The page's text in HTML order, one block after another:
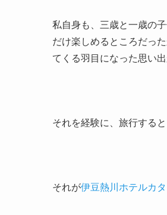
私自身も、三歳と一歳の
だけ楽しめるところだっ
てくる羽目になった思い出
それを経験に、旅行する
それが伊豆熱川ホテルカ